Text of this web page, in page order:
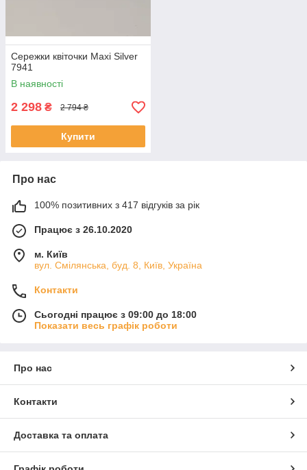
Сережки квіточки Maxi Silver
7941
В наявності
2 298 ₴ 2 794 ₴
Купити
Про нас
100% позитивних з 417 відгуків за рік
Працює з 26.10.2020
м. Київ
вул. Смілянська, буд. 8, Київ, Україна
Контакти
Сьогодні працює з 09:00 до 18:00
Показати весь графік роботи
Про нас
Контакти
Доставка та оплата